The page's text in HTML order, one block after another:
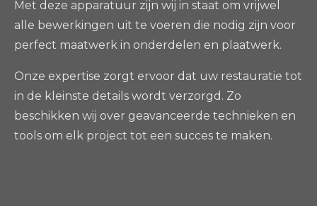
Met deze apparatuur zijn wij in staat om vrijwel
alle bewerkingen uit te voeren die nodig zijn voor
perfect maatwerk in onderdelen en plaatwerk.
Onze expertise zorgt ervoor dat uw restauratie tot
in de kleinste details wordt verzorgd. Zo
beschikken wij over geavanceerde technieken en
tools om elk project tot een succes te maken.